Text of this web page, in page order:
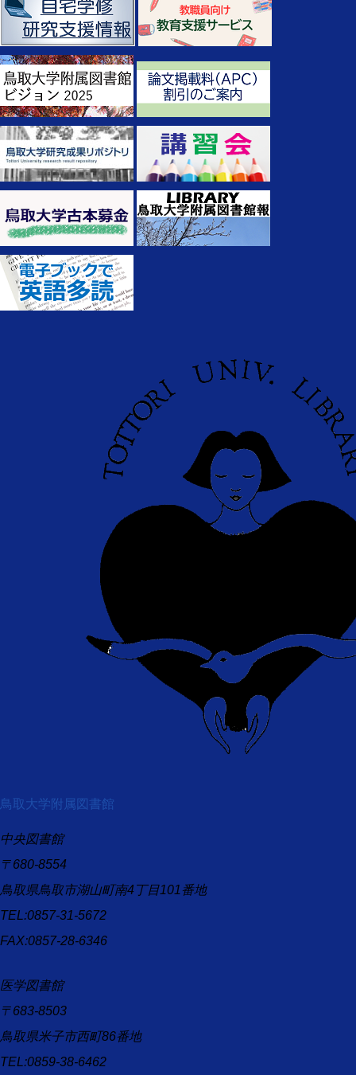
鳥取大学附属図書館
中央図書館
〒680-8554
鳥取県鳥取市湖山町南4丁目101番地
TEL:0857-31-5672
FAX:0857-28-6346
医学図書館
〒683-8503
鳥取県米子市西町86番地
TEL:0859-38-6462